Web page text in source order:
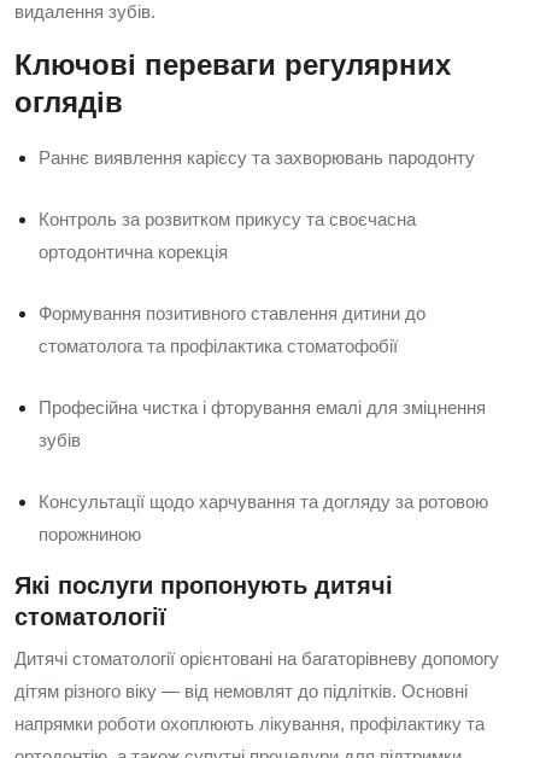
видалення зубів.
Ключові переваги регулярних
оглядів
Раннє виявлення карієсу та захворювань пародонту
Контроль за розвитком прикусу та своєчасна
ортодонтична корекція
Формування позитивного ставлення дитини до
стоматолога та профілактика стоматофобії
Професійна чистка і фторування емалі для зміцнення
зубів
Консультації щодо харчування та догляду за ротовою
порожниною
Які послуги пропонують дитячі
стоматології
Дитячі стоматології орієнтовані на багаторівневу допомогу
дітям різного віку — від немовлят до підлітків. Основні
напрямки роботи охоплюють лікування, профілактику та